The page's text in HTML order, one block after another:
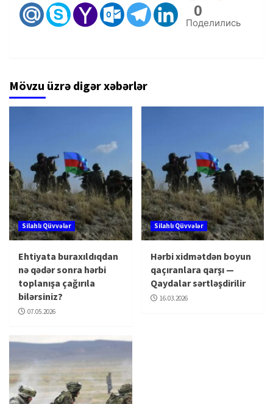
0
Поделились
Mövzu üzrə digər xəbərlər
Silahlı Qüvvələr
Ehtiyata buraxıldıqdan
nə qədər sonra hərbi
toplanışa çağırıla
bilərsiniz?
07.05.2026
Silahlı Qüvvələr
Hərbi xidmətdən boyun
qaçıranlara qarşı —
Qaydalar sərtləşdirilir
16.03.2026